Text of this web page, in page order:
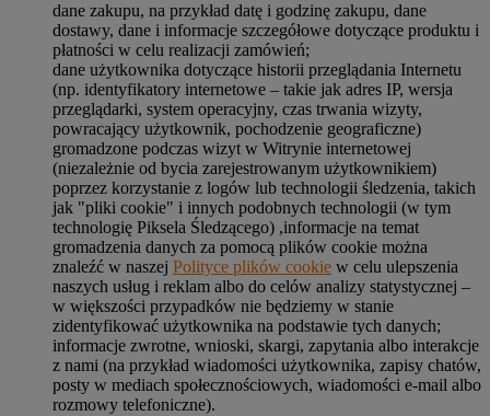
dane zakupu, na przykład datę i godzinę zakupu, dane
dostawy, dane i informacje szczegółowe dotyczące produktu i
płatności w celu realizacji zamówień;
dane użytkownika dotyczące historii przeglądania Internetu
(np. identyfikatory internetowe – takie jak adres IP, wersja
przeglądarki, system operacyjny, czas trwania wizyty,
powracający użytkownik, pochodzenie geograficzne)
gromadzone podczas wizyt w Witrynie internetowej
(niezależnie od bycia zarejestrowanym użytkownikiem)
poprzez korzystanie z logów lub technologii śledzenia, takich
jak "pliki cookie" i innych podobnych technologii (w tym
technologię Piksela Śledzącego) ,informacje na temat
gromadzenia danych za pomocą plików cookie można
znaleźć w naszej Polityce plików cookie w celu ulepszenia
naszych usług i reklam albo do celów analizy statystycznej –
w większości przypadków nie będziemy w stanie
zidentyfikować użytkownika na podstawie tych danych;
informacje zwrotne, wnioski, skargi, zapytania albo interakcje
z nami (na przykład wiadomości użytkownika, zapisy chatów,
posty w mediach społecznościowych, wiadomości e-mail albo
rozmowy telefoniczne).